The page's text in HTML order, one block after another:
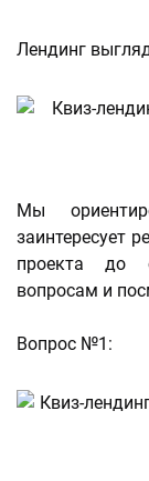
Лендинг
Мы
заинтересует
проекта до
вопросам и
Вопрос №1: